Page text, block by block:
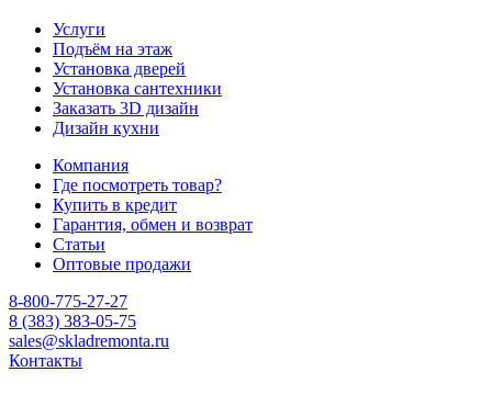
Услуги
Подъём на этаж
Установка дверей
Установка сантехники
Заказать 3D дизайн
Дизайн кухни
Компания
Где посмотреть товар?
Купить в кредит
Гарантия, обмен и возврат
Статьи
Оптовые продажи
8-800-775-27-27
8 (383) 383-05-75
sales@skladremonta.ru
Контакты